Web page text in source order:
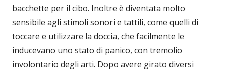
bacchette per il cibo. Inoltre è diventata molto
sensibile agli stimoli sonori e tattili, come quelli di
toccare e utilizzare la doccia, che facilmente le
inducevano uno stato di panico, con tremolio
involontario degli arti. Dopo avere girato diversi